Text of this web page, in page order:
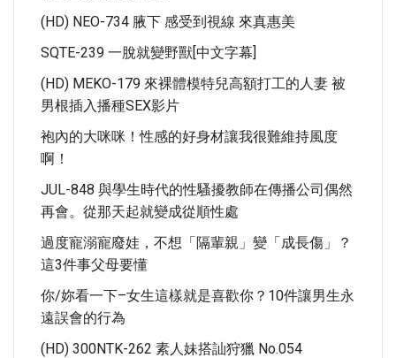
(HD) NEO-734 腋下 感受到視線 來真惠美
SQTE-239 一脫就變野獸[中文字幕]
(HD) MEKO-179 來裸體模特兒高額打工的人妻 被
男根插入播種SEX影片
袍內的大咪咪！性感的好身材讓我很難維持風度
啊！
JUL-848 與學生時代的性騷擾教師在傳播公司偶然
再會。從那天起就變成從順性處
過度寵溺寵廢娃，不想「隔輩親」變「成長傷」？
這3件事父母要懂
你/妳看一下–女生這樣就是喜歡你？10件讓男生永
遠誤會的行為
(HD) 300NTK-262 素人妹搭訕狩獵 No.054